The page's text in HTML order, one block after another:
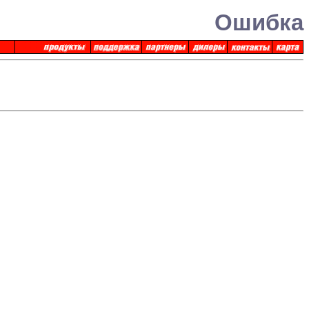
Ошибка